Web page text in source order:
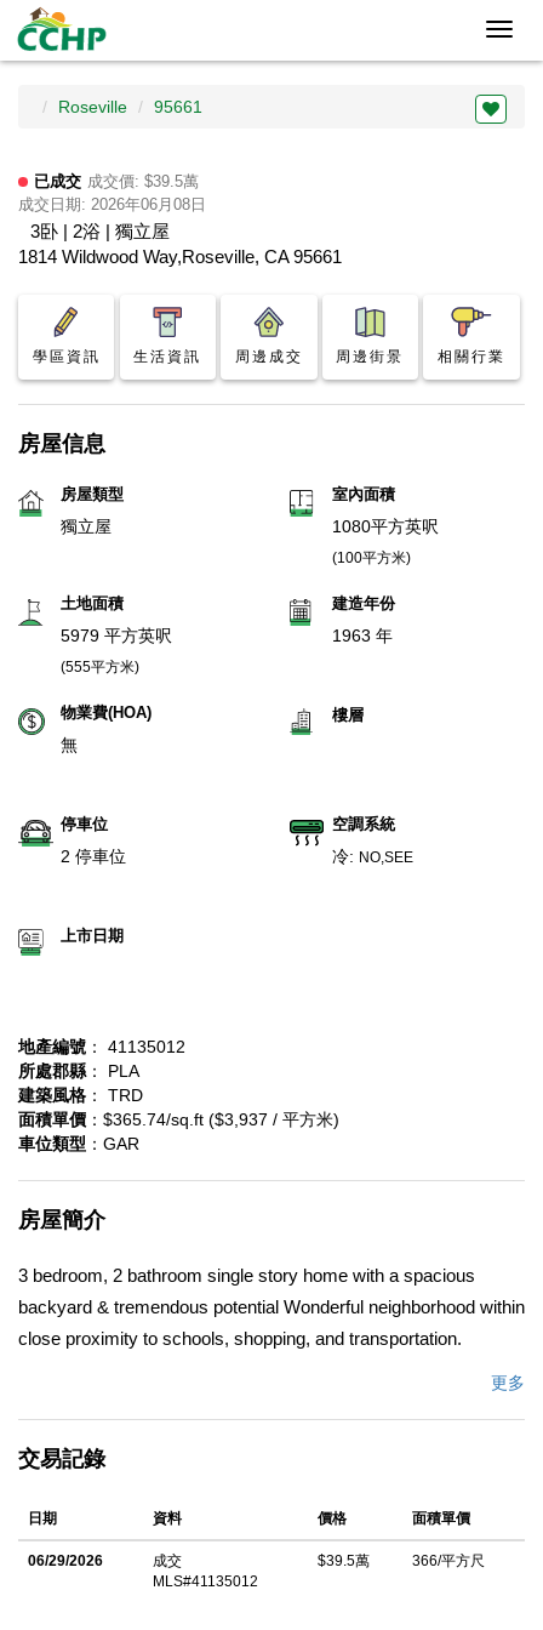
Roseville 95661
已成交 成交價: $39.5萬
成交日期: 2026年06月08日
3卧 | 2浴 | 獨立屋
1814 Wildwood Way,Roseville, CA 95661
學區資訊 生活資訊 周邊成交 周邊街景 相關行業
房屋信息
房屋類型
獨立屋
室內面積
1080平方英呎
(100平方米)
土地面積
5979 平方英呎
(555平方米)
建造年份
1963 年
物業費(HOA)
無
樓層
停車位
2 停車位
空調系統
冷: NO,SEE
上市日期
地產編號 ： 41135012
所處郡縣 ： PLA
建築風格 ： TRD
面積單價 ：$365.74/sq.ft ($3,937 / 平方米)
車位類型 ：GAR
房屋簡介
3 bedroom, 2 bathroom single story home with a spacious
backyard & tremendous potential Wonderful neighborhood within
close proximity to schools, shopping, and transportation.
中文描述更多
交易記錄
日期 資料 價格 面積單價
06/29/2026
成交
MLS#41135012
$39.5萬 366/平方尺